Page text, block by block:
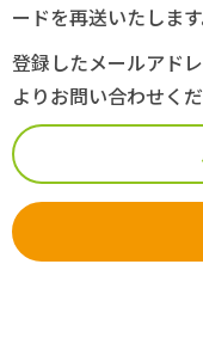
ードを再送いたします
登録したメールアド
よりお問い合わせくだ